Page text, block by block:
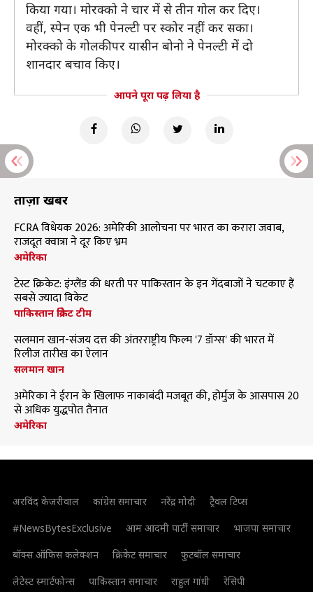
किया गया। मोरक्को ने चार में से तीन गोल कर दिए।
वहीं, स्पेन एक भी पेनल्टी पर स्कोर नहीं कर सका।
मोरक्को के गोलकीपर यासीन बोनो ने पेनल्टी में दो
शानदार बचाव किए।
आपने पूरा पढ़ लिया है
ताज़ा खबरें
FCRA विधेयक 2026: अमेरिकी आलोचना पर भारत का करारा जवाब,
राजदूत क्वात्रा ने दूर किए भ्रम
अमेरिका
टेस्ट क्रिकेट: इंग्लैंड की धरती पर पाकिस्तान के इन गेंदबाजों ने चटकाए हैं
सबसे ज्यादा विकेट
पाकिस्तान क्रिकेट टीम
सलमान खान-संजय दत्त की अंतरराष्ट्रीय फिल्म '7 डॉग्स' की भारत में
रिलीज तारीख का ऐलान
सलमान खान
अमेरिका ने ईरान के खिलाफ नाकाबंदी मजबूत की, होर्मुज के आसपास 20
से अधिक युद्धपोत तैनात
अमेरिका
अरविंद केजरीवाल कांग्रेस समाचार नरेंद्र मोदी
ट्रैवल टिप्स
#NewsBytesExclusive
आम आदमी पार्टी समाचार
भाजपा समाचार
बॉक्स ऑफिस कलेक्शन
क्रिकेट समाचार
फुटबॉल समाचार
लेटेस्ट स्मार्टफोन्स
पाकिस्तान समाचार राहुल गांधी रेसिपी